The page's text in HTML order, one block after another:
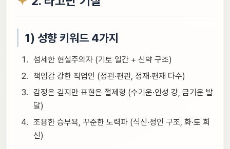
1) 성향 키워드 4가지
섬세한 현실주의자 (기토 일간 + 신약 구조)
책임감 강한 직업인 (정관·편관, 정재·편재 다수)
감정은 깊지만 표현은 절제형 (수기운·인성 강, 금기운 발
달)
조용한 승부욕, 꾸준한 노력파 (식신·정인 구조, 화·토 희
신)